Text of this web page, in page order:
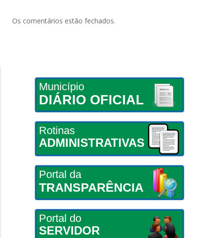
Os comentários estão fechados.
Município
DIÁRIO OFICIAL
Rotinas
ADMINISTRATIVAS
Portal da
TRANSPARÊNCIA
Portal do
SERVIDOR